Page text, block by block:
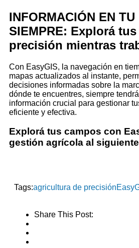
INFORMACIÓN EN TU
SIEMPRE: Explorá
precisión mientras
Con EasyGIS, la navegación en
mapas actualizados al instante,
decisiones informadas sobre la
dónde te encuentres, siempre
información crucial para gestionar
eficiente y efectiva.
Explorá tus campos con
gestión agrícola al
Tags:agricultura de precisión
Share This Post: